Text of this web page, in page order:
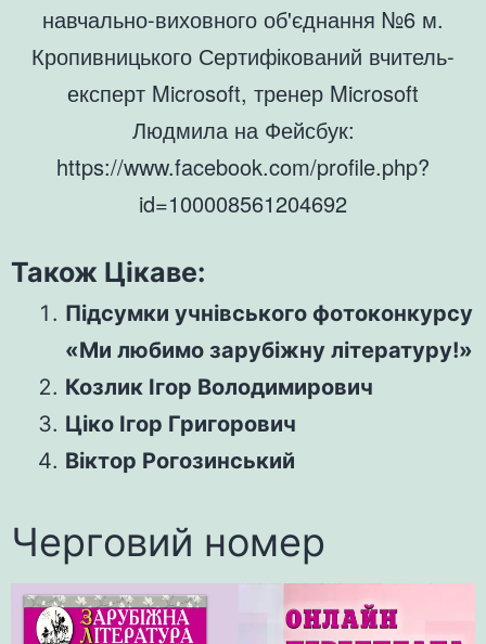
навчально-виховного об'єднання №6 м.
Кропивницького Сертифікований вчитель-
експерт Microsoft, тренер Microsoft
Людмила на Фейсбук:
https://www.facebook.com/profile.php?
id=100008561204692
Також Цікаве:
Підсумки учнівського фотоконкурсу
«Ми любимо зарубіжну літературу!»
Козлик Ігор Володимирович
Ціко Ігор Григорович
Віктор Рогозинський
Черговий номер